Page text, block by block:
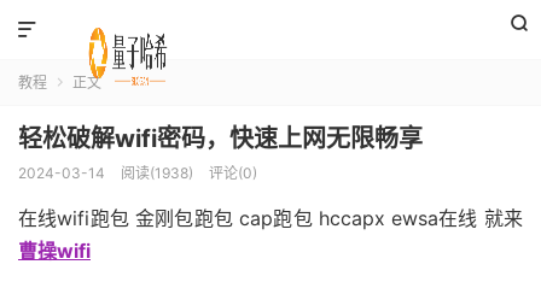


教程  正文
轻松破解wifi密码，快速上网无限畅享
2024-03-14 阅读(1938) 评论(0)
在线wifi跑包 金刚包跑包 cap跑包 hccapx ewsa在线 就来
曹操wifi